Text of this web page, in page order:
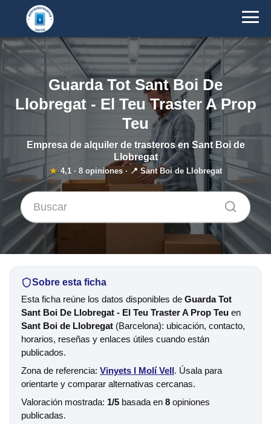
Guarda Tot Sant Boi De
Llobregat - El Teu Traster A Prop
Teu
Empresa de alquiler de trasteros en Sant Boi de
Llobregat
★ 4,1· 8opiniones · 📍 Sant Boi de Llobregat
Sobre esta ficha
Esta ficha reúne los datos disponibles de Guarda Tot
Sant Boi De Llobregat - El Teu Traster A Prop Teu en
Sant Boi de Llobregat (Barcelona): ubicación, contacto,
horarios, reseñas y enlaces útiles cuando están
publicados.
Zona de referencia: Vinyets I Molí Vell. Úsala para
orientarte y comparar alternativas cercanas.
Valoración mostrada: 1/5 basada en 8 opiniones
publicadas.